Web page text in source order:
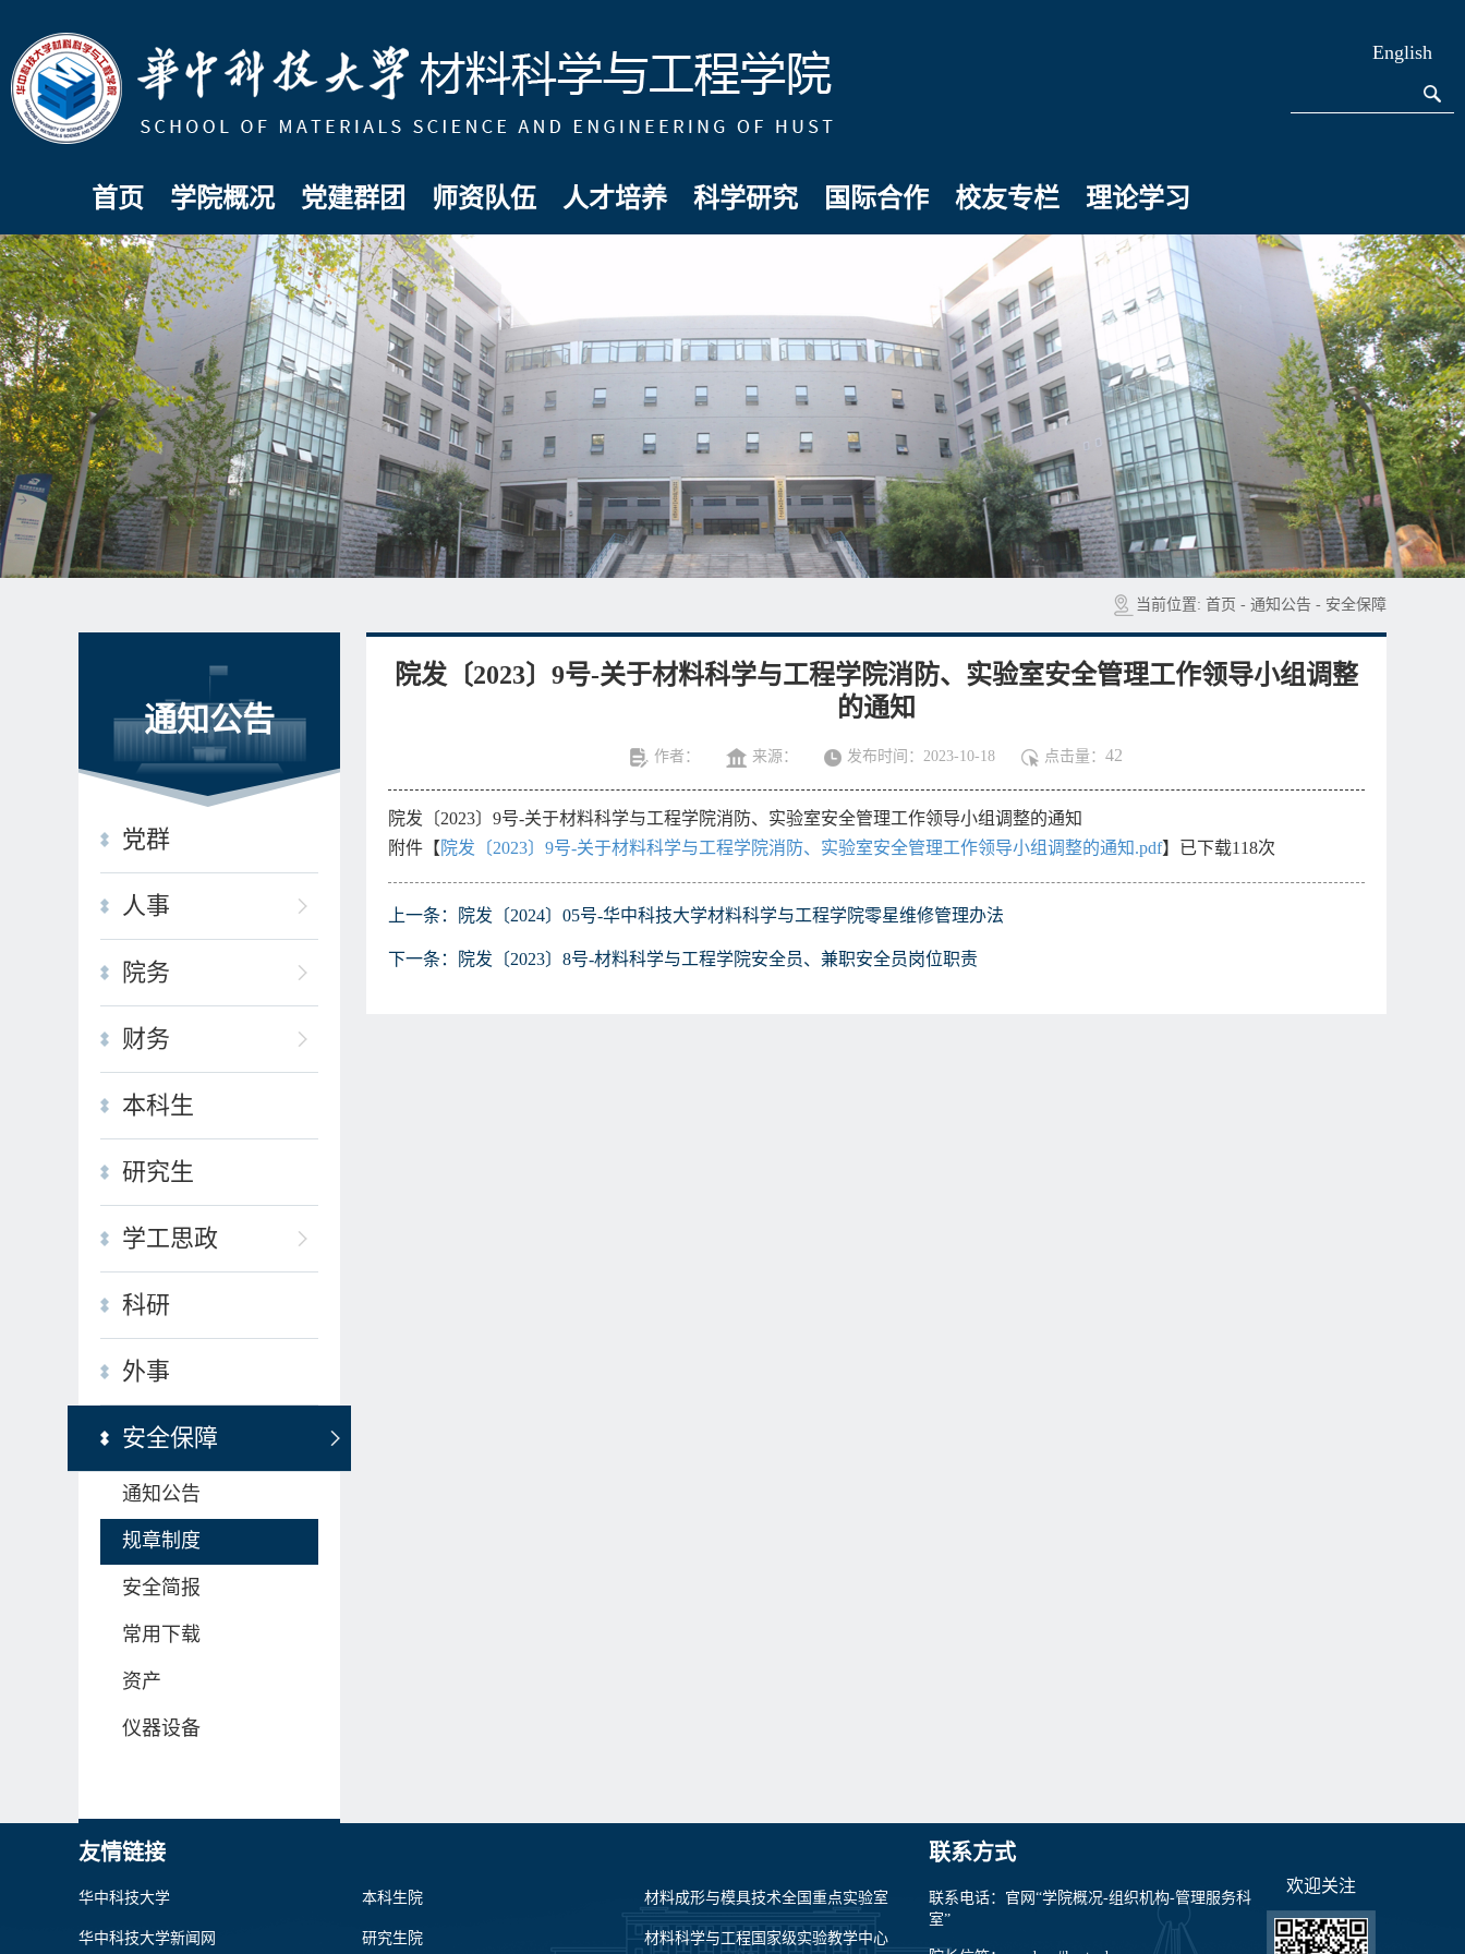
English
首页 学院概况 党建群团 师资队伍 人才培养 科学研究 国际合作 校友专栏 理论学习
当前位置: 首页 - 通知公告 - 安全保障
通知公告
党群
人事
院务
财务
本科生
研究生
学工思政
科研
外事
安全保障
通知公告
规章制度
安全简报
常用下载
资产
仪器设备
院发〔2023〕9号-关于材料科学与工程学院消防、实验室安全管理工作领导小组调整
的通知
作者： 来源： 发布时间：2023-10-18 点击量： 42
院发〔2023〕9号-关于材料科学与工程学院消防、实验室安全管理工作领导小组调整的通知
附件【 院发〔2023〕9号-关于材料科学与工程学院消防、实验室安全管理工作领导小组调整的通知.pdf】已下载118次
上一条： 院发〔2024〕05号-华中科技大学材料科学与工程学院零星维修管理办法
下一条： 院发〔2023〕8号-材料科学与工程学院安全员、兼职安全员岗位职责
友情链接
华中科技大学 本科生院 材料成形与模具技术全国重点实验室
华中科技大学新闻网 研究生院 材料科学与工程国家级实验教学中心
联系方式
联系电话：官网“学院概况-组织机构-管理服务科
室”
欢迎关注